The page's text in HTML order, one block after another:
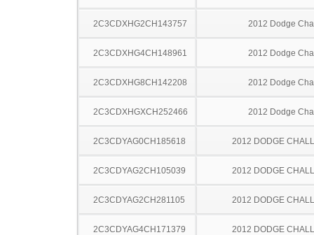
2C3CDXHG2CH143757 2012 Dodge
2C3CDXHG4CH148961 2012 Dodge
2C3CDXHG8CH142208 2012 Dodge
2C3CDXHGXCH252466 2012 Dodge
2C3CDYAG0CH185618 2012 DODGE
2C3CDYAG2CH105039 2012 DODGE
2C3CDYAG2CH281105 2012 DODGE
2C3CDYAG4CH171379 2012 DODGE